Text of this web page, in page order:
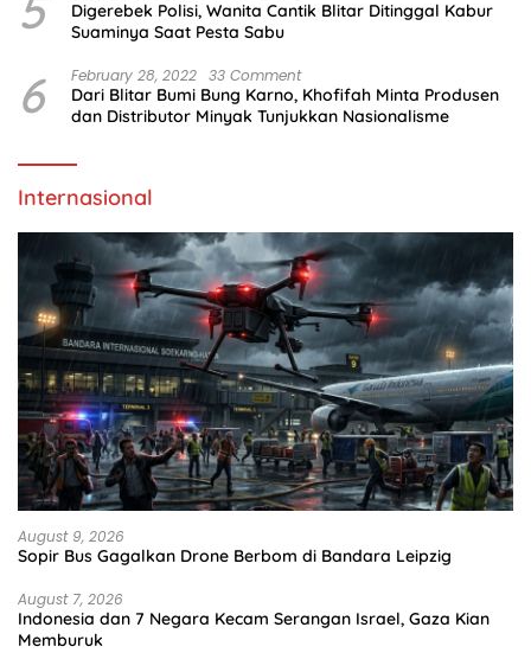
Digerebek Polisi, Wanita Cantik Blitar Ditinggal Kabur
Suaminya Saat Pesta Sabu
6 February 28, 2022 33 Comment
Dari Blitar Bumi Bung Karno, Khofifah Minta Produsen
dan Distributor Minyak Tunjukkan Nasionalisme
Internasional
August 9, 2026
Sopir Bus Gagalkan Drone Berbom di Bandara Leipzig
August 7, 2026
Indonesia dan 7 Negara Kecam Serangan Israel, Gaza Kian
Memburuk